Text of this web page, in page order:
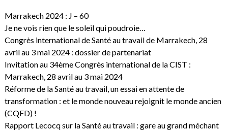
Marrakech 2024 : J – 60
Je ne vois rien que le soleil qui poudroie…
Congrès international de Santé au travail de Marrakech, 28
avril au 3 mai 2024 : dossier de partenariat
Invitation au 34ème Congrès international de la CIST :
Marrakech, 28 avril au 3 mai 2024
Réforme de la Santé au travail, un essai en attente de
transformation : et le monde nouveau rejoignit le monde ancien
(CQFD) !
Rapport Lecocq sur la Santé au travail : gare au grand méchant